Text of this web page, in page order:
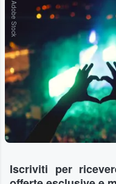
Adobe Stock
Iscriviti per